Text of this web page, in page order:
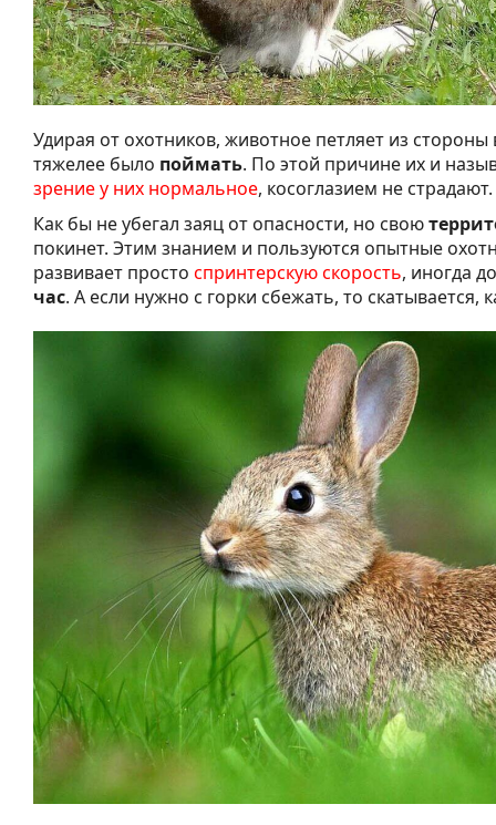
Удирая от охотников, животное петляет из стороны
тяжелее было поймать. По этой причине их и
зрение у них нормальное, косоглазием не страдают.
Как бы не убегал заяц от опасности, но свою
покинет. Этим знанием и пользуются опытные
развивает просто спринтерскую скорость, иногда до
час. А если нужно с горки сбежать, то скатывается,